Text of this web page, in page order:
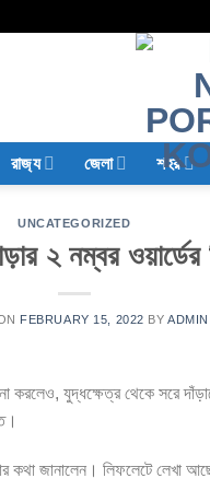
রাজ‍্য জেলা শহর
UNCATEGORIZED
২ নম্বর ওয়ার্ডের
FEBRUARY 15, 2022 BYADMIN
যুদ্ধক্ষেত্র থেকে সরে
কথা জানালেন। লিফলেটে লেখা